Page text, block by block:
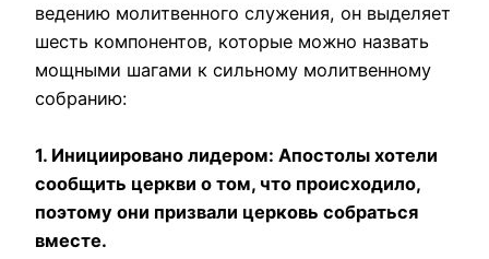
ведению молитвенного служения, он выделяет
шесть компонентов, которые можно назвать
мощными шагами к сильному молитвенному
собранию:
1. Инициировано лидером: Апостолы хотели
сообщить церкви о том, что происходило,
поэтому они призвали церковь собраться
вместе.